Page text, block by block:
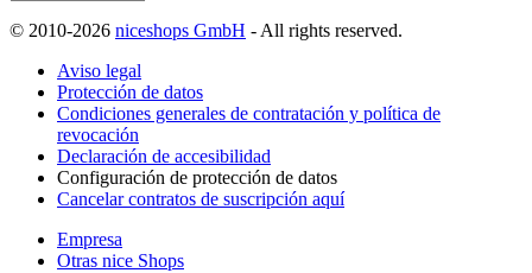
© 2010-2026 niceshops GmbH - All rights reserved.
Aviso legal
Protección de datos
Condiciones generales de contratación y política de
revocación
Declaración de accesibilidad
Configuración de protección de datos
Cancelar contratos de suscripción aquí
Empresa
Otras nice Shops